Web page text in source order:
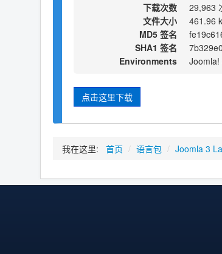
下载次数
29,963
文件大小
461.96
MD5 签名
SHA1 签名
Environments
点击这里下载
我在这里: 首页 / 语言包 / Joomla 3